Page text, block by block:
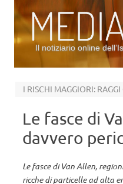
Il notiziario online
Le fasce di
davvero
Le fasce di Van Allen,
ricche di particelle ad alta